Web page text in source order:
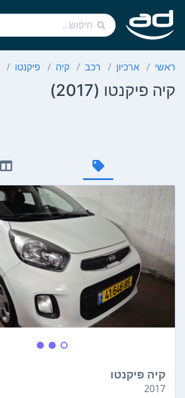
ראשי ארכיון רכב קיה פיקנטו
קיה פיקנטו (2017)
קיה פיקנטו
2017